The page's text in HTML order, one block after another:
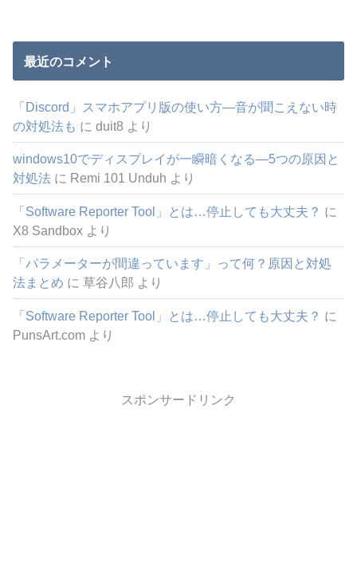
最近のコメント
「Discord」スマホアプリ版の使い方―音が聞こえない時
の対処法も にduit8 より
windows10でディスプレイが一瞬暗くなる―5つの原因と
対処法 に Remi 101 Unduh より
「Software Reporter Tool」とは…停止しても大丈夫？ に
X8 Sandbox より
「パラメーターが間違っています」って何？原因と対処
法まとめ に草谷八郎 より
「Software Reporter Tool」とは…停止しても大丈夫？ に
PunsArt.com より
スポンサードリンク